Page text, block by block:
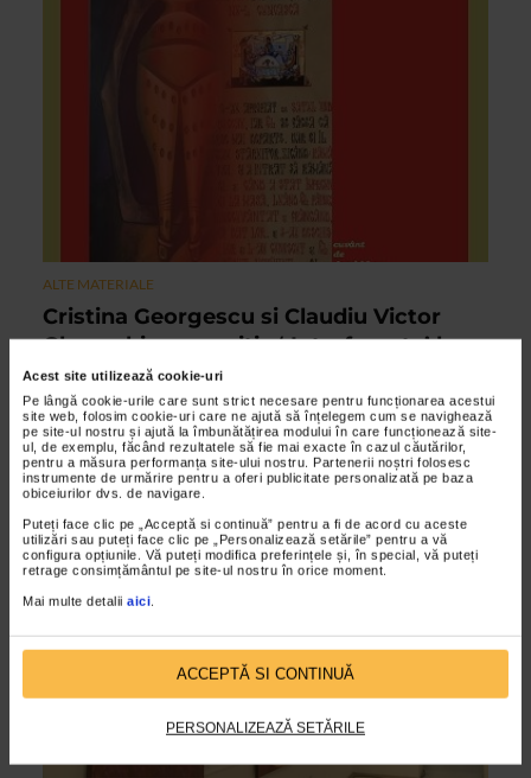
Acest site utilizează cookie-uri
Pe lângă cookie-urile care sunt strict necesare pentru funcționarea acestui
site web, folosim cookie-uri care ne ajută să înțelegem cum se navighează
pe site-ul nostru și ajută la îmbunătățirea modului în care funcționează site-
ul, de exemplu, făcând rezultatele să fie mai exacte în cazul căutărilor,
pentru a măsura performanța site-ului nostru. Partenerii noștri folosesc
instrumente de urmărire pentru a oferi publicitate personalizată pe baza
obiceiurilor dvs. de navigare.
Puteți face clic pe „Acceptă si continuă” pentru a fi de acord cu aceste
utilizări sau puteți face clic pe „Personalizează setările” pentru a vă
configura opțiunile. Vă puteți modifica preferințele și, în special, vă puteți
retrage consimțământul pe site-ul nostru în orice moment.
Mai multe detalii aici
ACCEPTĂ SI CONTINUĂ
PERSONALIZEAZĂ SETĂRILE
ALTE MATERIALE
Cristina Georgescu si Claudiu Victor
Gheorghiu: expozitia ‘ Interferente’ la
Galeriile Sabion
02/09/2019
Galeriile Sabion, Uniunea Artistilor Plastici din Romania,
Asociatia Filiala Arta Plastica Religioasa si Restaurare a UAP
din Romania : AFAPRR au placerea sa va invite...
VIDEO